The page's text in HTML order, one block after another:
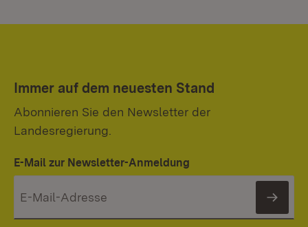
Immer auf dem neuesten Stand
Abonnieren Sie den Newsletter der
Landesregierung.
E-Mail zur Newsletter-Anmeldung